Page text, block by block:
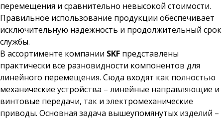
перемещения и сравнительно невысокой стоимости.
Правильное использование продукции обеспечивает
исключительную надежность и продолжительный срок
службы.
В ассортименте компании SKF представлены
практически все разновидности компонентов для
линейного перемещения. Сюда входят как полностью
механические устройства – линейные направляющие и
винтовые передачи, так и электромеханические
приводы. Основная задача вышеупомянутых изделий –